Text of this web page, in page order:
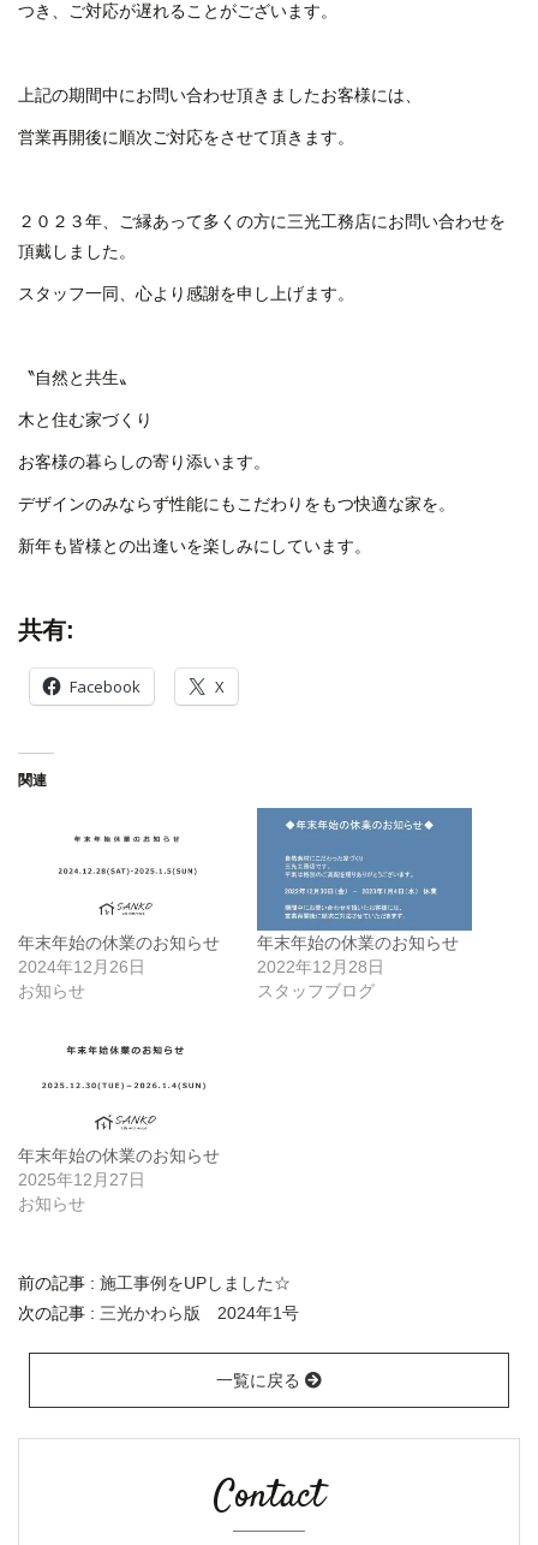
つき、ご対応が遅れることがございます。
上記の期間中にお問い合わせ頂きましたお客様には、
営業再開後に順次ご対応をさせて頂きます。
２０２３年、ご縁あって多くの方に三光工務店にお問い合わせを
頂戴しました。
スタッフ一同、心より感謝を申し上げます。
〝自然と共生〟
木と住む家づくり
お客様の暮らしの寄り添います。
デザインのみならず性能にもこだわりをもつ快適な家を。
新年も皆様との出逢いを楽しみにしています。
共有:
Facebook X
関連
年末年始の休業のお知らせ
2024年12月26日
お知らせ
年末年始の休業のお知らせ
2022年12月28日
スタッフブログ
年末年始の休業のお知らせ
2025年12月27日
お知らせ
前の記事 : 施工事例をUPしました☆
次の記事 : 三光かわら版 2024年1号
一覧に戻る
Contact